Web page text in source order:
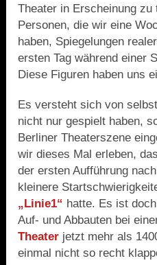
Theater in Erscheinung
Personen, die wir eine
haben, Spiegelungen
ersten Tag während einer
Diese Figuren haben uns
Es versteht sich von
nicht nur gespielt haben,
Berliner Theaterszene
wir dieses Mal erleben,
der ersten Aufführung
kleinere
„Linie1“ hatte. Es ist
Auf- und Abbauten bei
Theater jetzt mehr als
einmal nicht so recht